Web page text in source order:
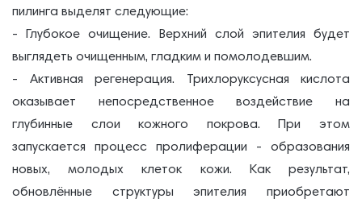
пилинга выделят следующие:
- Глубокое очищение. Верхний слой эпителия будет
выглядеть очищенным, гладким и помолодевшим.
- Активная регенерация. Трихлоруксусная кислота
оказывает непосредственное воздействие на
глубинные слои кожного покрова. При этом
запускается процесс пролиферации - образования
новых, молодых клеток кожи. Как результат,
обновлённые структуры эпителия приобретают